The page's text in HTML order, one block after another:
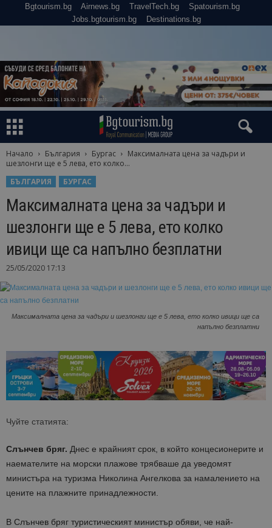
Bgtourism.bg Airnews.bg TravelTech.bg
Spatourism.bg
Jobs.bgtourism.bg
Destinations.bg
Начало България Бургас
Максималната цена за чадъри и
шезлонги ще е 5 лева, ето колко...
БЪЛГАРИЯ
БУРГАС
Максималната цена за чадъри и
шезлонги ще е 5 лева, ето колко
ивици ще са напълно безплатни
25/05/2020 17:13
Максималната цена за чадъри и шезлонги ще е 5 лева, ето колко ивици ще са
напълно безплатни
Чуйте статията:
Слънчев бряг. Днес е крайният срок, в който концесионерите и
наемателите на морски плажове трябваше да уведомят
министъра на туризма Николина Ангелкова за намалението на
цените на плажните принадлежности.
В Слънчев бряг туристическият министър обяви, че най-